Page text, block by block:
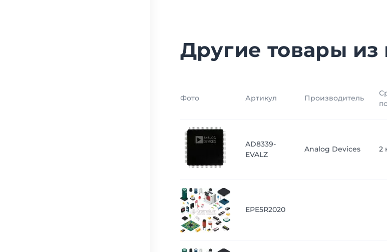
Другие товары из
Фото Артикул Производитель
AD8339-
EVALZ
Analog Devices 2
EPE5R2020